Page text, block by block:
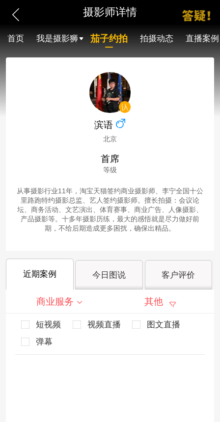
摄影师详情
首页 我是摄影狮 茄子约拍 拍摄动态 直播案例
滨语
北京
首席
等级
从事摄影行业11年，淘宝天猫签约商业摄影师、李宁全国十公
里路跑特约摄影总监、艺人签约摄影师。擅长拍摄：会议论
坛、商务活动、文艺演出、体育赛事、商业广告、人像摄影、
产品摄影等。十多年摄影历练，最大的感悟就是尽力做好前
期，不给后期造成更多困扰，确保出精品。
近期案例 今日图说 客户评价
商业服务 其他
短视频 视频直播
图文直播
弹幕